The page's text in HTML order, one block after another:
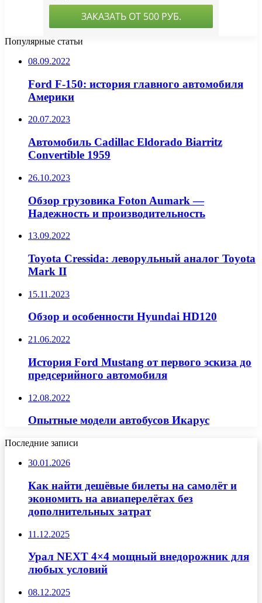
Популярные статьи
08.09.2022
Ford F-150: история главного автомобиля
Америки
20.07.2023
Автомобиль Cadillac Eldorado Biarritz
Convertible 1959
26.10.2023
Обзор грузовика Foton Aumark —
Надежность и производительность
13.09.2022
Toyota Cressida: леворульный аналог Toyota
Mark II
15.11.2023
Обзор и особенности Hyundai HD120
21.06.2022
История Ford Mustang от первого эскиза до
предсерийного автомобиля
12.08.2022
Опытные модели автобусов Икарус
Последние записи
30.01.2026
Как найти дешёвые билеты на самолёт и
экономить на авиаперелётах без
дополнительных затрат
11.12.2025
Урал NEXT 4×4 мощный внедорожник для
любых условий
08.12.2025